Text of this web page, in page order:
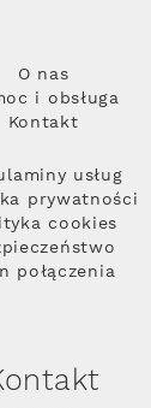
O nas
i obsługa
Kontakt
usług
prywatności
cookies
połączenia